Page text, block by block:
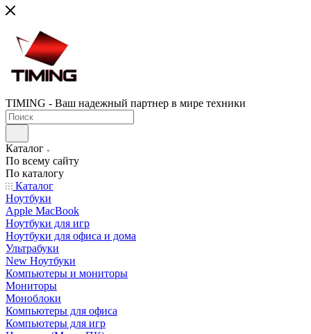
TIMING - Ваш надежный партнер в мире техники
Каталог
По всему сайту
По каталогу
Каталог
Ноутбуки
Apple MacBook
Ноутбуки для игр
Ноутбуки для офиса и дома
Ультрабуки
New Ноутбуки
Компьютеры и мониторы
Мониторы
Моноблоки
Компьютеры для офиса
Компьютеры для игр